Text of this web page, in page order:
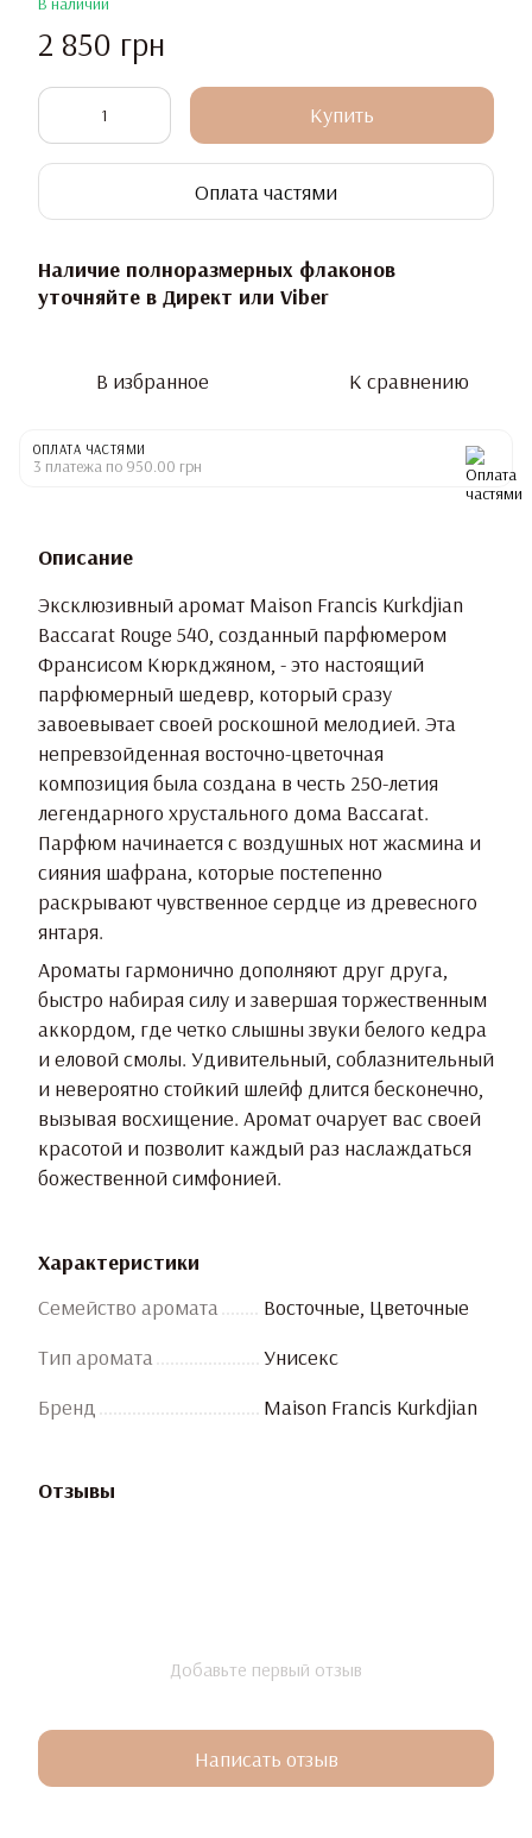
2 850 грн
Купить
Оплата частями
Наличие полноразмерных флаконов
уточняйте в Директ или Viber
В избранное К сравнению
ОПЛАТА ЧАСТЯМИ
3 платежа по 950.00 грн
Описание
Эксклюзивный аромат Maison Francis Kurkdjian
Baccarat Rouge 540, созданный парфюмером
Франсисом Кюркджяном, - это настоящий
парфюмерный шедевр, который сразу
завоевывает своей роскошной мелодией. Эта
непревзойденная восточно-цветочная
композиция была создана в честь 250-летия
легендарного хрустального дома Baccarat.
Парфюм начинается с воздушных нот жасмина и
сияния шафрана, которые постепенно
раскрывают чувственное сердце из древесного
янтаря.
Ароматы гармонично дополняют друг друга,
быстро набирая силу и завершая торжественным
аккордом, где четко слышны звуки белого кедра
и еловой смолы. Удивительный, соблазнительный
и невероятно стойкий шлейф длится бесконечно,
вызывая восхищение. Аромат очарует вас своей
красотой и позволит каждый раз наслаждаться
божественной симфонией.
Характеристики
Семейство аромата
Восточные, Цветочные
Тип аромата
Унисекс
Бренд
Maison Francis Kurkdjian
Отзывы
Добавьте первый отзыв
Написать отзыв